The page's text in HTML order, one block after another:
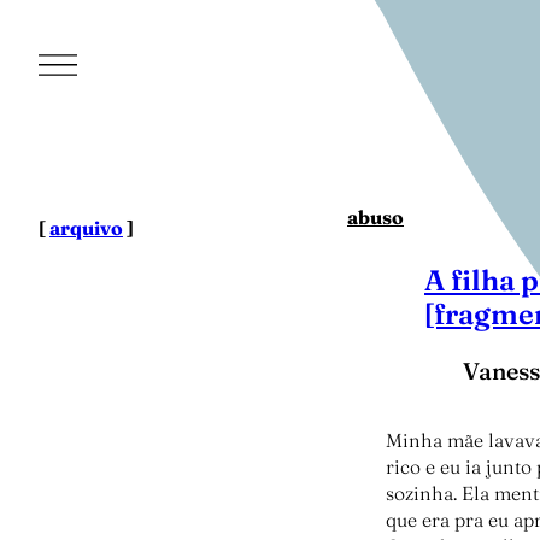
[arquivo] abuso
A filha
Minha mãe
rico e eu ia junto
sozinha. Ela
que era pra eu